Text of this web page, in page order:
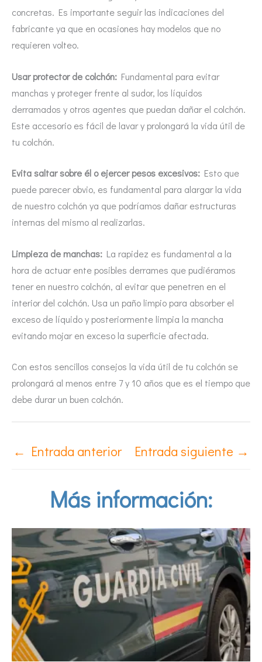
concretas. Es importante seguir las indicaciones del
fabricante ya que en ocasiones hay modelos que no
requieren volteo.
Usar protector de colchón: Fundamental para evitar
manchas y proteger frente al sudor, los líquidos
derramados y otros agentes que puedan dañar el colchón.
Este accesorio es fácil de lavar y prolongará la vida útil de
tu colchón.
Evita saltar sobre él o ejercer pesos excesivos: Esto que
puede parecer obvio, es fundamental para alargar la vida
de nuestro colchón ya que podríamos dañar estructuras
internas del mismo al realizarlas.
Limpieza de manchas: La rapidez es fundamental a la
hora de actuar ente posibles derrames que pudiéramos
tener en nuestro colchón, al evitar que penetren en el
interior del colchón. Usa un paño limpio para absorber el
exceso de líquido y posteriormente limpia la mancha
evitando mojar en exceso la superficie afectada.
Con estos sencillos consejos la vida útil de tu colchón se
prolongará al menos entre 7 y 10 años que es el tiempo que
debe durar un buen colchón.
← Entrada anterior Entrada siguiente →
Más información: